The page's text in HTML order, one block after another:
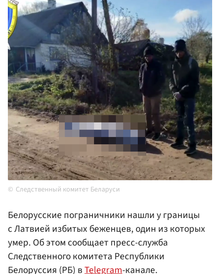
Следственный комитет Беларуси
Белорусские пограничники нашли у границы
с Латвией избитых беженцев, один из которых
умер. Об этом сообщает пресс-служба
Следственного комитета Республики
Белоруссия (РБ) вTelegram-канале.